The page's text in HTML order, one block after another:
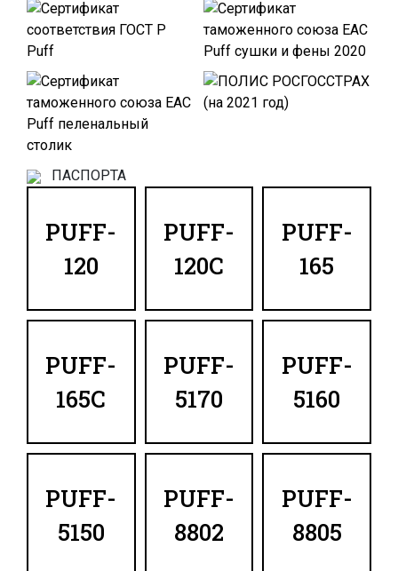
ПАСПОРТА
PUFF-
120
PUFF-
120C
PUFF-
165
PUFF-
165C
PUFF-
5170
PUFF-
5160
PUFF-
5150
PUFF-
8802
PUFF-
8805